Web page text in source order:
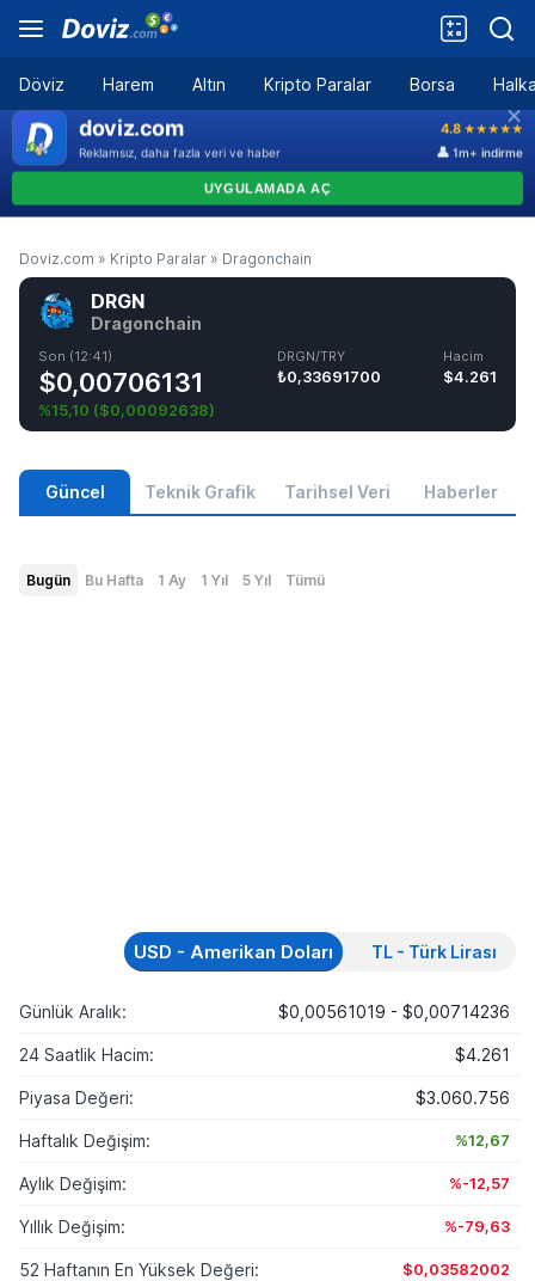
Döviz Harem Altın Kripto Paralar Borsa
Doviz.com » Kripto Paralar » Dragonchain
DRGN
Dragonchain
Son (12:41)
$0,00706131
%15,10 ($0,00092638)
DRGN/TRY
₺0,33691700
Hacim
$4.261
Güncel Teknik Grafik Tarihsel Veri Haberler
Bugün Bu Hafta 1 Ay 1 Yıl 5 Yıl Tümü
USD - Amerikan Doları TL - Türk Lirası
Günlük Aralık: $0,00561019 - $0,00714236
24 Saatlik Hacim: $4.261
Piyasa Değeri: $3.060.756
Haftalık Değişim: %12,67
Aylık Değişim: %-12,57
Yıllık Değişim: %-79,63
52 Haftanın En Yüksek Değeri: $0,03582002